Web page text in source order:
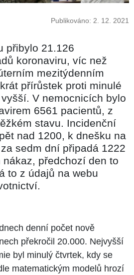
Publikováno: 2. 12. 2021
přibylo 21.126
koronaviru, víc než
mezitýdenním
přírůstek proti minulé
V nemocnicích bylo
6561 pacientů, z
stavu. Incidenční
nad 1200, k dnešku na
sedm dní připadá 1222
předchozí den to
to z údajů na webu
denní počet nově
překročil 20.000. Nejvyšší
byl minulý čtvrtek, kdy se
matematickým modelů hrozí